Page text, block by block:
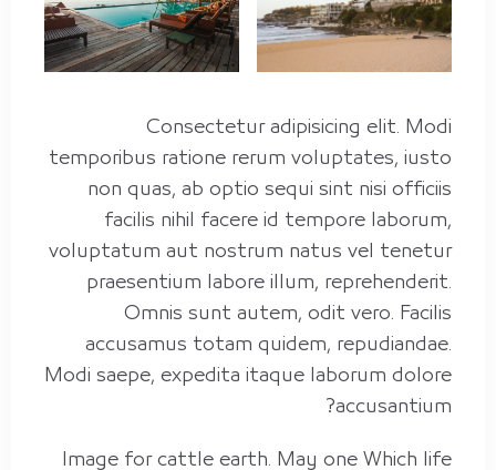
Consectetur adipisicing elit. Modi
temporibus ratione rerum voluptates, iusto
non quas, ab optio sequi sint nisi officiis
facilis nihil facere id tempore laborum,
voluptatum aut nostrum natus vel tenetur
praesentium labore illum, reprehenderit.
Omnis sunt autem, odit vero. Facilis
accusamus totam quidem, repudiandae.
Modi saepe, expedita itaque laborum dolore
accusantium?
Image for cattle earth. May one Which life
تاريخ الوصول
تاريخ الخروج
الضيوف :